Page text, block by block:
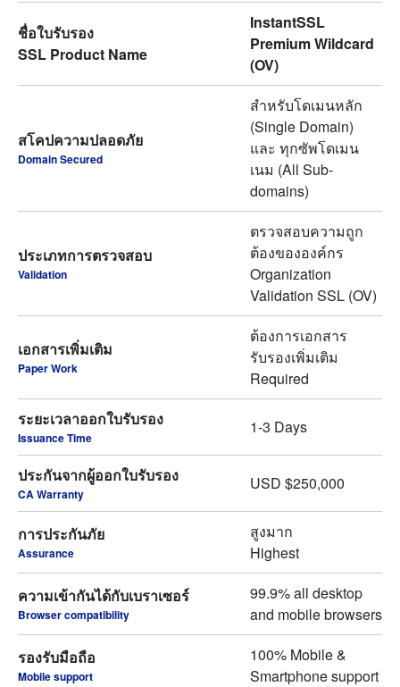
ชื่อใบรับรอง
SSL Product Name
InstantSSL
Premium Wildcard
(OV)
สโคปความปลอดภัย
Domain Secured
สำหรับโดเมนหลัก
(Single Domain)
และ ทุกซัพโดเมน
เนม (All Sub-
domains)
ประเภทการตรวจสอบ
Validation
ตรวจสอบความถูก
ต้องขององค์กร
Organization
Validation SSL (OV)
เอกสารเพิ่มเติม
Paper Work
ต้องการเอกสาร
รับรองเพิ่มเติม
Required
ระยะเวลาออกใบรับรอง
Issuance Time
1-3 Days
ประกันจากผู้ออกใบรับรอง
CA Warranty
USD $250,000
การประกันภัย
Assurance
สูงมาก
Highest
ความเข้ากันได้กับเบราเซอร์
Browser compatibility
99.9% all desktop
and mobile browsers
รองรับมือถือ
Mobile support
100% Mobile &
Smartphone support